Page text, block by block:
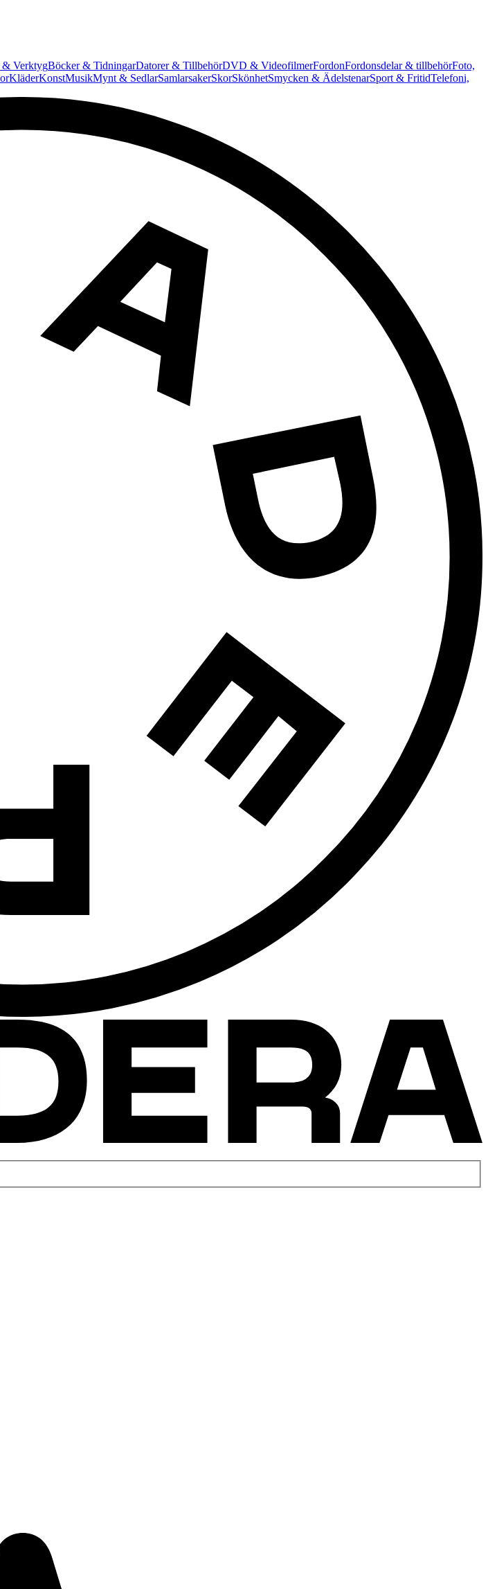
VerktygBöcker & TidningarDatorer & TillbehörDVD & VideofilmerFordonFordonsdelar & tillbehörFoto,
KläderKonstMusikMynt & SedlarSamlarsakerSkorSkönhetSmycken & ÄdelstenarSport & FritidTelefoni,